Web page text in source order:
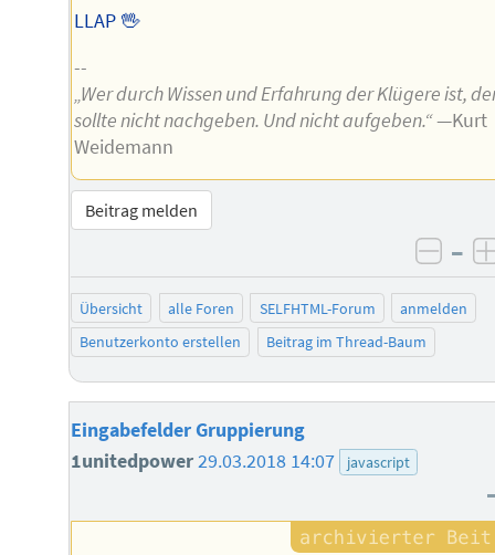
LLAP 🖖
--
„Wer durch Wissen und Erfahrung der Klügere ist,
sollte nicht nachgeben. Und nicht aufgeben.“—Kurt
Weidemann
Beitrag melden
–
Übersicht alle Foren SELFHTML-Forum
anmelden
Benutzerkonto erstellen
Beitrag im Thread-Baum
Eingabefelder Gruppierung
1unitedpower29.03.2018 14:07 javascript